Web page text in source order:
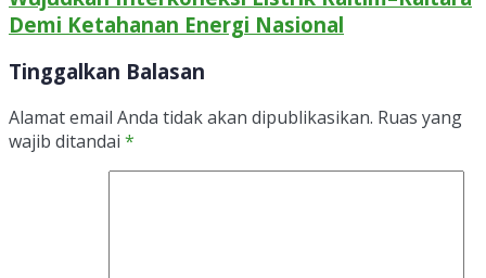
Demi Ketahanan Energi Nasional
Tinggalkan Balasan
Alamat email Anda tidak akan dipublikasikan. Ruas yang
wajib ditandai *